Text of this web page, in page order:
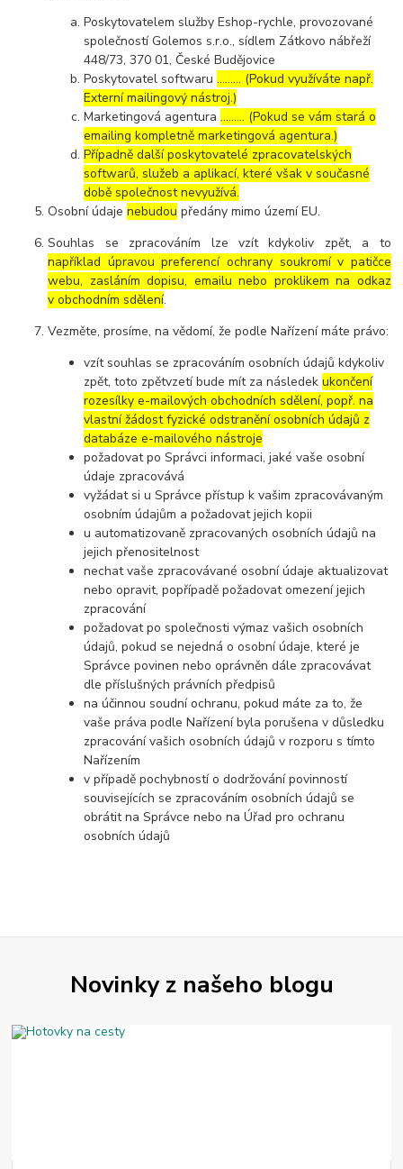
Poskytovatelem služby Eshop-rychle, provozované
společností Golemos s.r.o., sídlem Zátkovo nábřeží
448/73, 370 01, České Budějovice
Poskytovatel softwaru……… (Pokud využíváte např.
Externí mailingový nástroj.)
Marketingová agentura……… (Pokud se vám stará o
emailing kompletně marketingová agentura.)
Případně další poskytovatelé zpracovatelských
softwarů, služeb a aplikací, které však v současné
době společnost nevyužívá.
Osobní údajenebudou předány mimo území EU.
Souhlas se zpracováním lze vzít kdykoliv zpět, a to
například úpravou preferencí ochrany soukromí v patičce
webu, zasláním dopisu, emailu nebo proklikem na odkaz
v obchodním sdělení.
Vezměte, prosíme, na vědomí, že podle Nařízení máte právo:
vzít souhlas se zpracováním osobních údajů kdykoliv
zpět, toto zpětvzetí bude mít za následekukončení
rozesílky e-mailových obchodních sdělení, popř. na
vlastní žádost fyzické odstranění osobních údajů z
databáze e-mailového nástroje
požadovat po Správci informaci, jaké vaše osobní
údaje zpracovává
vyžádat si u Správce přístup k vašim zpracovávaným
osobním údajům a požadovat jejich kopii
u automatizovaně zpracovaných osobních údajů na
jejich přenositelnost
nechat vaše zpracovávané osobní údaje aktualizovat
nebo opravit, popřípadě požadovat omezení jejich
zpracování
požadovat po společnosti výmaz vašich osobních
údajů, pokud se nejedná o osobní údaje, které je
Správce povinen nebo oprávněn dále zpracovávat
dle příslušných právních předpisů
na účinnou soudní ochranu, pokud máte za to, že
vaše práva podle Nařízení byla porušena v důsledku
zpracování vašich osobních údajů v rozporu s tímto
Nařízením
v případě pochybností o dodržování povinností
souvisejících se zpracováním osobních údajů se
obrátit na Správce nebo na Úřad pro ochranu
osobních údajů
Novinky z našeho blogu